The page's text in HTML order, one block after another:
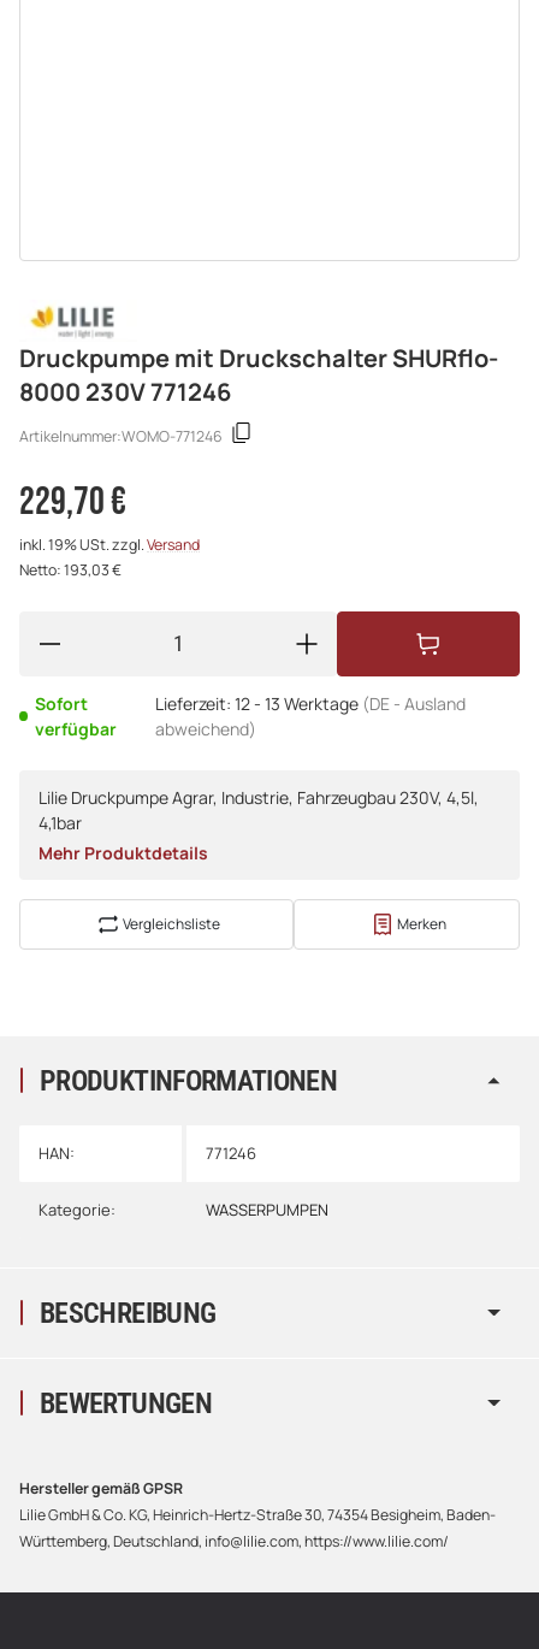
Druckpumpe mit Druckschalter SHURflo-
8000 230V 771246
Artikelnummer:WOMO-771246
229,70 €
inkl. 19% USt. zzgl.Versand
Netto: 193,03 €
Sofort
verfügbar
Lieferzeit:12 - 13 Werktage (DE - Ausland
abweichend)
Lilie Druckpumpe Agrar, Industrie, Fahrzeugbau 230V, 4,5l,
4,1bar
Mehr Produktdetails
Vergleichsliste Merken
PRODUKTINFORMATIONEN
HAN: 771246
Kategorie: WASSERPUMPEN
BESCHREIBUNG
BEWERTUNGEN
Hersteller gemäß GPSR
Lilie GmbH & Co. KG, Heinrich-Hertz-Straße 30, 74354 Besigheim, Baden-
Württemberg, Deutschland, info@lilie.com, https://www.lilie.com/